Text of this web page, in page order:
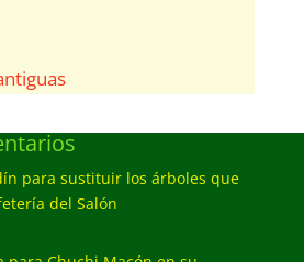
para sustituir los árboles que
del Salón